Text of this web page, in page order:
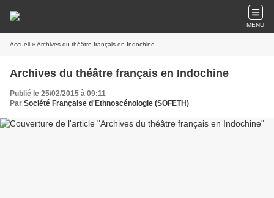
MENU
Accueil » Archives du théâtre français en Indochine
Archives du théâtre français en Indochine
Publié le 25/02/2015 à 09:11
Par Société Française d'Ethnoscénologie (SOFETH)